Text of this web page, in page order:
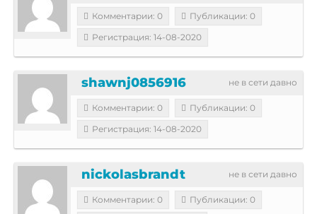
Комментарии: 0
Публикации: 0
Регистрация: 14-08-2020
не в сети давно
shawnj0856916
Комментарии: 0
Публикации: 0
Регистрация: 14-08-2020
не в сети давно
nickolasbrandt
Комментарии: 0
Публикации: 0